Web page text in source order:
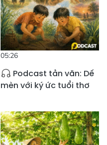
05:26
Podcast tản văn: Dế
mèn với ký ức tuổi thơ